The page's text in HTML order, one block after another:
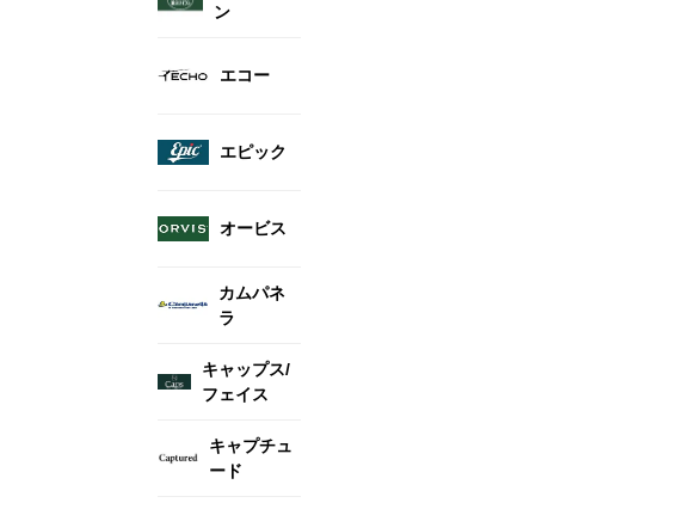
ン
エコー
エピック
オービス
カムパネ
ラ
キャップス/
フェイス
キャプチュ
ード